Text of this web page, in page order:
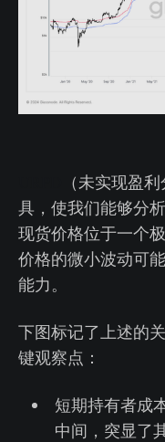
（未实现盈
具，使我们能够分
现货价格位于一个
价格的微小波动可
能力。
下图标记了上述的
键观察点：
短期持有者成
中间，突显了